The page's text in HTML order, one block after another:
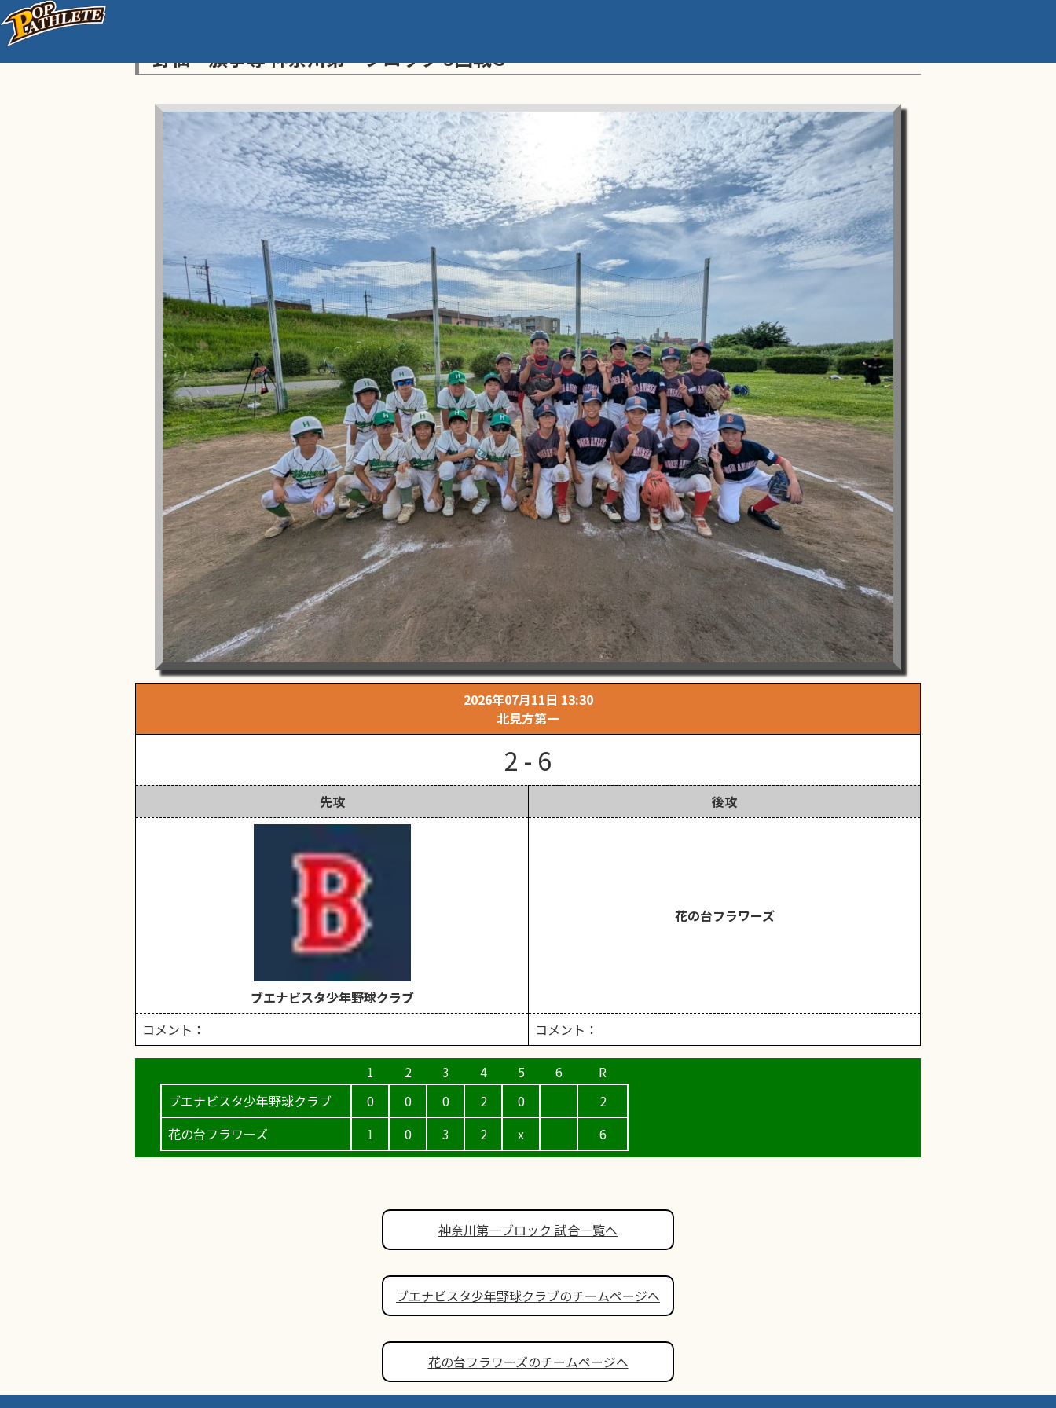
野仙一旗争奪 神奈川第一ブロック 3回戦G
2026年07月11日 13:30
北見方第一
2 - 6
先攻 後攻
ブエナビスタ少年野球クラブ
花の台フラワーズ
コメント： コメント：
ブエナビスタ少年野球クラブ
花の台フラワーズ
0
1
0
0
0
3
2
2
0
x
2
6
神奈川第一ブロック 試合一覧へ
ブエナビスタ少年野球クラブのチームページへ
花の台フラワーズのチームページへ